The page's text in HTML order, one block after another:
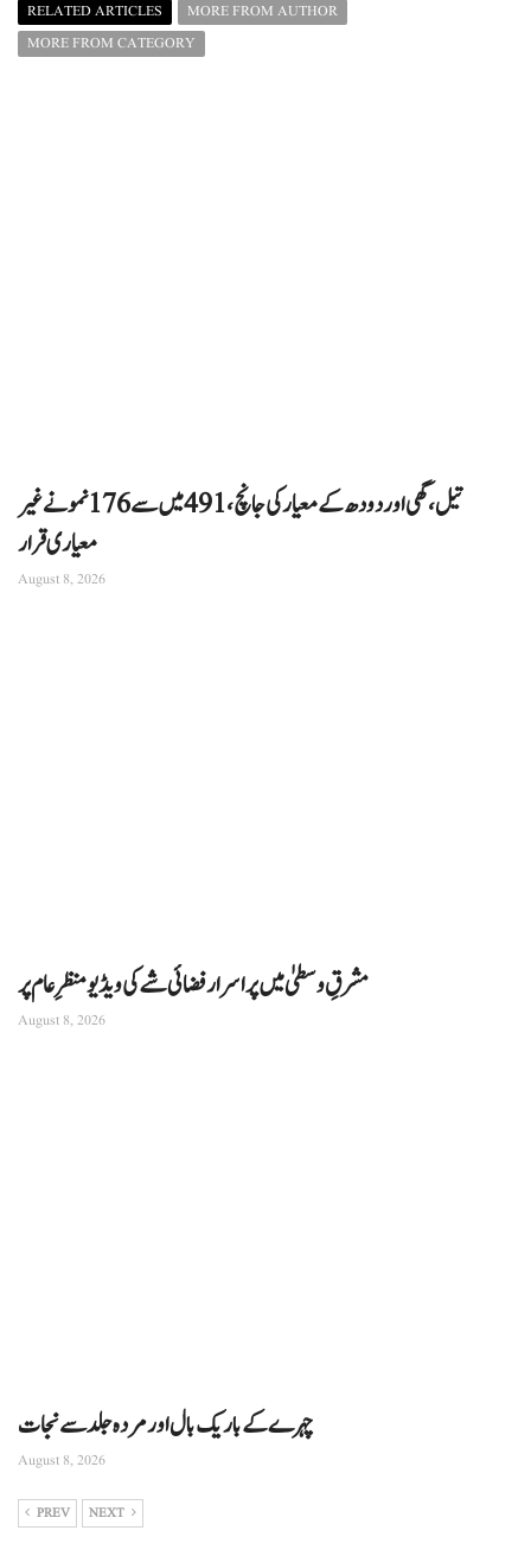
RELATED ARTICLES
MORE FROM AUTHOR
MORE FROM CATEGORY
تیل، گھی اور دودھ کے معیار کی جانچ، 491 میں سے 176 نمونے غیر
معیاری قرار
August 8, 2026
مشرقِ وسطیٰ میں پراسرار فضائی شے کی ویڈیو منظرِ عام پر
August 8, 2026
چہرے کے باریک بال اور مردہ جلد سے نجات
August 8, 2026
PREV NEXT